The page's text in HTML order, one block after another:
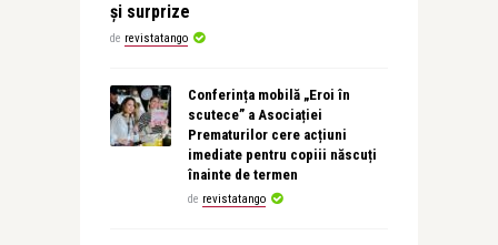
și surprize
de revistatango
Conferința mobilă „Eroi în
scutece” a Asociației
Prematurilor cere acțiuni
imediate pentru copiii născuți
înainte de termen
de revistatango